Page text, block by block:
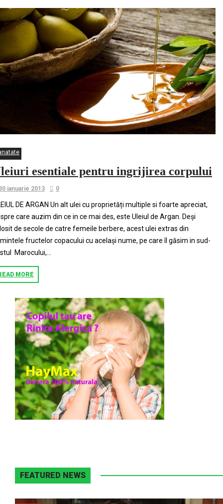
esentiale pentru ingrijirea corpului
ianuarie 2013 0
DE ARGAN Un alt ulei cu proprietăți multiple si foarte apreciat,
care auzim din ce in ce mai des, este Uleiul de Argan. Deși
de secole de catre femeile berbere, acest ulei extras din
fructelor copacului cu același nume, pe care îl găsim in sud-
Marocului,...
MORE
FEATURED NEWS